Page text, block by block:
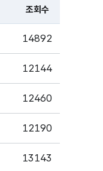
조회수
14892
12144
12460
12190
13143